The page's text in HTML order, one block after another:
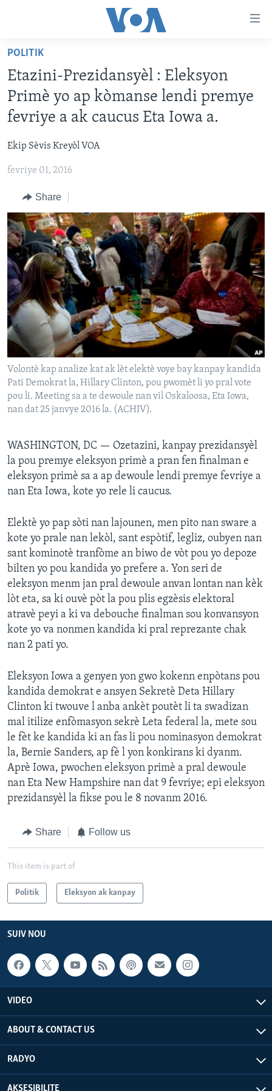
Skip
main
content
Skip
to
main
Navigation
Skip
Search
LÈZETAZINI
AMERIK LATIN
VIDEO
FLASHPOINT IKRÈN
Learning English
SUIV NOU
Languages
POLITIK
Etazini-Prezidansyèl : Eleksyon
Primè yo ap kòmanse lendi premye
fevriye a ak caucus Eta Iowa a.
Ekip Sèvis Kreyòl VOA
fevriye 01, 2016
Share
Volontè kap analize kat ak lèt elektè voye bay kanpay kandida
Pati Demokrat la, Hillary Clinton, pou pwomèt li yo pral vote
pou li. Meeting sa a te dewoule nan vil Oskaloosa, Eta Iowa,
nan dat 25 janvye 2016 la. (ACHIV).
WASHINGTON, DC — Ozetazini, kanpay prezidansyèl
la pou premye eleksyon primè a pran fen finalman e
eleksyon primè sa a ap dewoule lendi premye fevriye a
nan Eta Iowa, kote yo rele li caucus.
Elektè yo pap sòti nan lajounen, men pito nan sware a
kote yo prale nan lekòl, sant espòtif, legliz, oubyen nan
sant kominotè tranfòme an biwo de vòt pou yo depoze
bilten yo pou kandida yo prefere a. Yon seri de
eleksyon menm jan pral dewoule anvan lontan nan kèk
lòt eta, sa ki ouvè pòt la pou plis egzèsis elektoral
atravè peyi a ki va debouche finalman sou konvansyon
kote yo va nonmen kandida ki pral reprezante chak
nan 2 pati yo.
Eleksyon Iowa a genyen yon gwo kokenn enpòtans pou
kandida demokrat e ansyen Sekretè Deta Hillary
Clinton ki twouve l anba ankèt poutèt li ta swadizan
mal itilize enfòmasyon sekrè Leta federal la, mete sou
le fèt ke kandida ki an fas li pou nominasyon demokrat
la, Bernie Sanders, ap fè l yon konkirans ki dyanm.
Aprè Iowa, pwochen eleksyon primè a pral dewoule
nan Eta New Hampshire nan dat 9 fevriye; epi eleksyon
prezidansyèl la fikse pou le 8 novanm 2016.
Share Follow us
This item is part of
Politik Eleksyon ak kanpay
SUIV NOU
VIDEO
ABOUT & CONTACT US
RADYO
AKSESIBILITE